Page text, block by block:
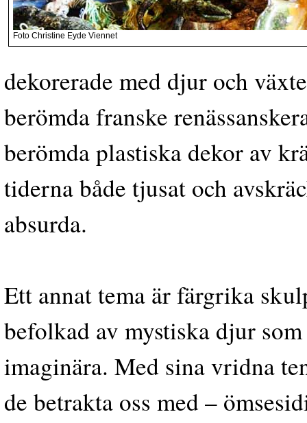
Foto Christine Eyde Viennet
dekorerade med djur och
berömda franske
berömda plastiska dekor av
tiderna både tjusat och
absurda.
Ett annat tema är färgrika
befolkad av mystiska djur
imaginära. Med sina vridna
de betrakta oss med –